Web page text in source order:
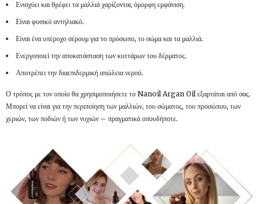
Ενισχύει και θρέφει τα μαλλιά χαρίζοντας όμορφη εμφάνιση.
Είναι φυσικό αντηλιακό.
Είναι ένα υπέροχο σέρουμ για το πρόσωπο, το σώμα και τα μαλλιά.
Ενεργοποιεί την αποκατάσταση των κυττάρων του δέρματος.
Αποτρέπει την διαεπιδερμική απώλεια νερού.
Ο τρόπος με τον οποίο θα χρησιμοποιήσετε το Nanoil Argan Oil εξαρτάται από σας.
Μπορεί να είναι για την περιποίηση των μαλλιών, του σώματος, του προσώπου, των
χεριών, των ποδιών ή των νυχιών – πραγματικά οπουδήποτε.